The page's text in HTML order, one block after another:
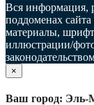
Вся информация,
поддоменах
материалы,
иллюстрации/
×
Ваш город: Эль-